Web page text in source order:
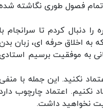
تمام فصول طوری نگاشته
دنبال کردم تا سرانجام با
به اخلاق حرفه ای، زبان
به موفقیت برسیم
نکنید. این جمله با
اعتماد چارچوب
نخواهید داشت.